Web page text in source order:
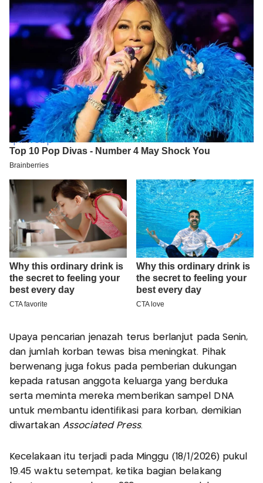
Upaya pencarian jenazah terus berlanjut pada Senin,
dan jumlah korban tewas bisa meningkat. Pihak
berwenang juga fokus pada pemberian dukungan
kepada ratusan anggota keluarga yang berduka
serta meminta mereka memberikan sampel DNA
untuk membantu identifikasi para korban, demikian
diwartakan Associated Press.
Kecelakaan itu terjadi pada Minggu (18/1/2026) pukul
19.45 waktu setempat, ketika bagian belakang